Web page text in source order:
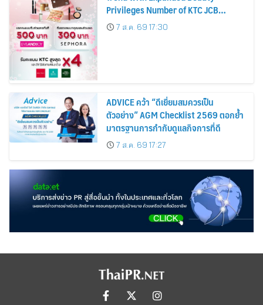
Privileges Number of KTC JCB
Cardmembers Spending on
Cosmetics Rises 26%
7 ส.ค. 69 17:30
ADVICE คว้า “ดีเยี่ยมสมควรเป็น
ตัวอย่าง” AGM Checklist 2569 ตอกย้ำ
มาตรฐานการกำกับดูแลกิจการที่ดี
7 ส.ค. 69 17:27